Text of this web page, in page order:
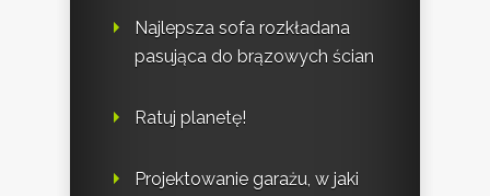
Najlepsza sofa rozkładana
pasująca do brązowych ścian
Ratuj planetę!
Projektowanie garażu, w jaki